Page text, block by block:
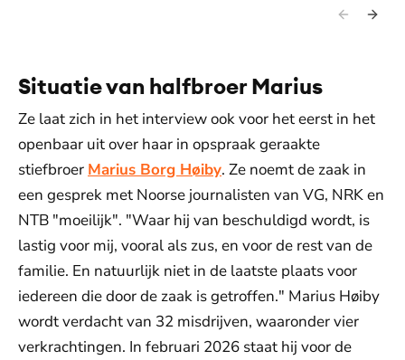
Situatie van halfbroer Marius
Ze laat zich in het interview ook voor het eerst in het
openbaar uit over haar in opspraak geraakte
stiefbroer Marius Borg Høiby. Ze noemt de zaak in
een gesprek met Noorse journalisten van VG, NRK en
NTB "moeilijk". "Waar hij van beschuldigd wordt, is
lastig voor mij, vooral als zus, en voor de rest van de
familie. En natuurlijk niet in de laatste plaats voor
iedereen die door de zaak is getroffen." Marius Høiby
wordt verdacht van 32 misdrijven, waaronder vier
verkrachtingen. In februari 2026 staat hij voor de